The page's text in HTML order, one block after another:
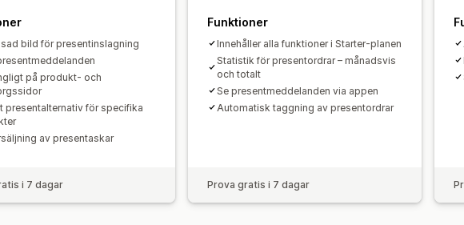
bild för presentinslagning
på produkt- och
presentalternativ för specifika
av presentaskar
i 7 dagar
Funktioner
Innehåller alla funktioner i Starter-planen
Statistik för presentordrar – månadsvis
och totalt
Se presentmeddelanden via appen
Automatisk taggning av presentordrar
Prova gratis i 7 dagar